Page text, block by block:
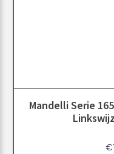
Mandelli Serie
€